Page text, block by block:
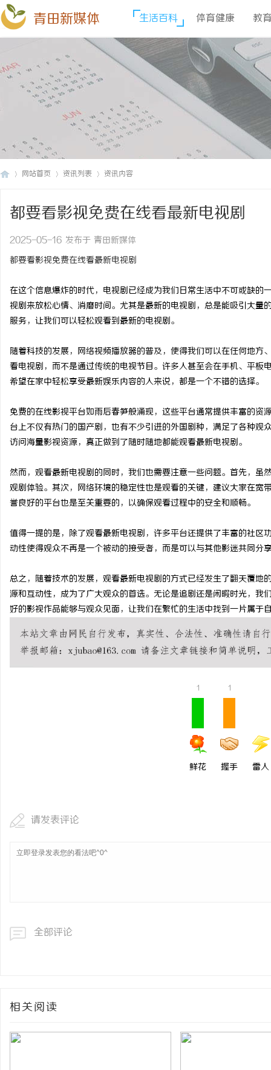
青田新媒体 生活百科 体育健康 教
网站首页 资讯列表 资讯内容
都要看影视免费在线看最新电视剧
2025-05-16 发布于 青田新媒体
都要看影视免费在线看最新电视剧
在这个信息爆炸的时代，电视剧已经成为我们日常生活中不可或缺
视剧来放松心情、消磨时间。尤其是最新的电视剧，总是能吸引大
服务，让我们可以轻松观看到最新的电视剧。
随着科技的发展，网络视频播放器的普及，使得我们可以在任何地
看电视剧，而不是通过传统的电视节目。许多人甚至会在手机、平
希望在家中轻松享受最新娱乐内容的人来说，都是一个不错的选择。
免费的在线影视平台如雨后春笋般涌现，这些平台通常提供丰富的
台上不仅有热门的国产剧，也有不少引进的外国剧种，满足了各种
访问海量影视资源，真正做到了随时随地都能观看最新电视剧。
然而，观看最新电视剧的同时，我们也需要注意一些问题。首先，
观剧体验。其次，网络环境的稳定性也是观看的关键，建议大家在
誉良好的平台也是至关重要的，以确保观看过程中的安全和顺畅。
值得一提的是，除了观看最新电视剧，许多平台还提供了丰富的社
动性使得观众不再是一个被动的接受者，而是可以与其他影迷共同分
总之，随着技术的发展，观看最新电视剧的方式已经发生了翻天覆
源和互动性，成为了广大观众的首选。无论是追剧还是闲暇时光，
好的影视作品能够与观众见面，让我们在繁忙的生活中找到一片属于
1
鲜花
1
握手 雷人
请发表评论
全部评论
相关阅读
天天给他免费派单？